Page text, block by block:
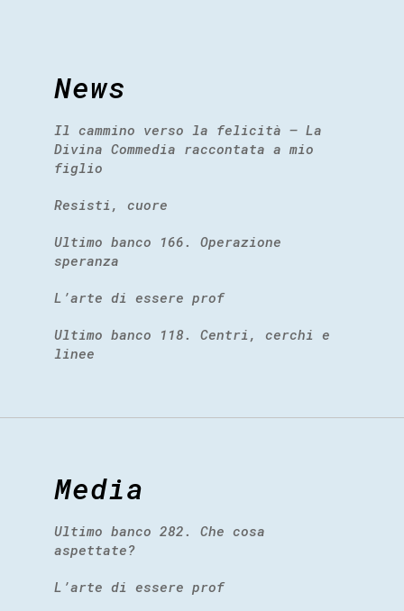
News
Il cammino verso la felicità – La
Divina Commedia raccontata a mio
figlio
Resisti, cuore
Ultimo banco 166. Operazione
speranza
L’arte di essere prof
Ultimo banco 118. Centri, cerchi e
linee
Media
Ultimo banco 282. Che cosa
aspettate?
L’arte di essere prof